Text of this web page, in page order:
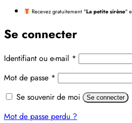
Recevez gratuitement "La petite sirène"
Se connecter
Identifiant ou e-mail * Obligatoire
Mot de passe * Obligatoire
Alternative:
Se souvenir de moi Se connecter
Mot de passe perdu ?